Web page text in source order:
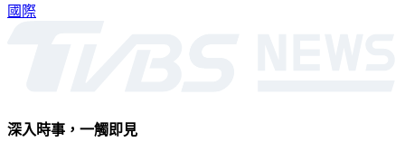
國際
深入時事，一觸即見